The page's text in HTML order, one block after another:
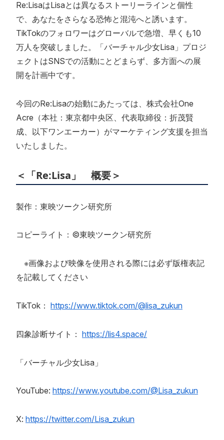
Re:LisaはLisaとは異なるストーリーラインと個性
で、あなたをさらなる恐怖と混沌へと誘います。
TikTokのフォロワーはグローバルで急増、早くも10
万人を突破しました。「バーチャル少女Lisa」プロジ
ェクトはSNSでの活動にとどまらず、多方面への展
開を計画中です。
今回のRe:Lisaの始動にあたっては、株式会社One
Acre（本社：東京都中央区、代表取締役：折茂賢
成、以下ワンエーカー）がマーケティング支援を担当
いたしました。
＜「Re:Lisa」 概要＞
製作：東映ツークン研究所
コピーライト：©東映ツークン研究所
※画像および映像を使用される際には必ず版権表記
を記載してください
TikTok： https://www.tiktok.com/@lisa_zukun
四象診断サイト： https://lis4.space/
「バーチャル少女Lisa」
YouTube: https://www.youtube.com/@Lisa_zukun
X: https://twitter.com/Lisa_zukun